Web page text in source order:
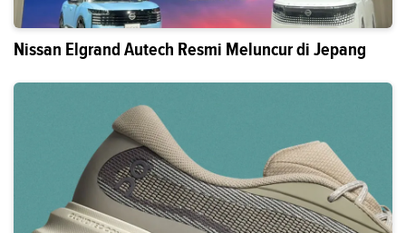
Nissan Elgrand Autech Resmi Meluncur di Jepang